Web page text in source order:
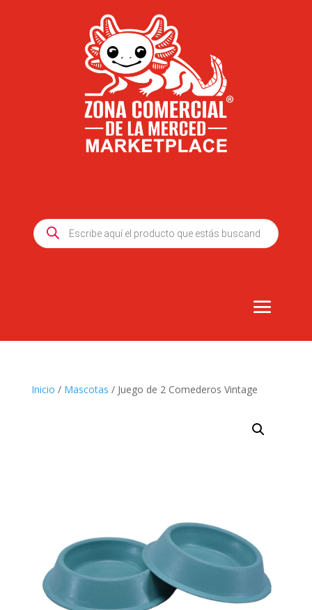
Products
search
Inicio / Mascotas / Juego de 2 Comederos Vintage